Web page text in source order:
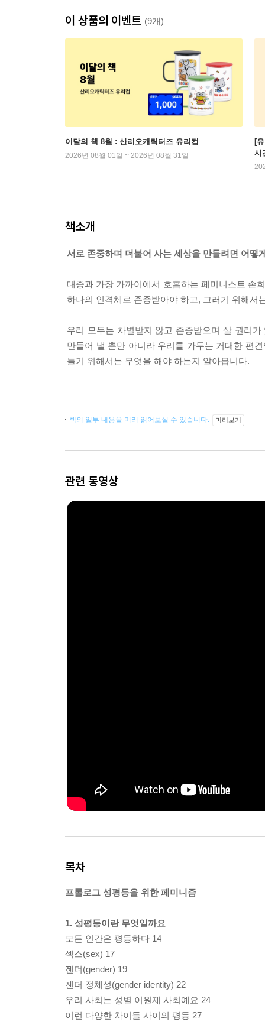
이 상품의 이벤트 (9개)
이달의 책 8월 : 산리오캐릭터즈 유리컵
2026년 08월 01일 ~ 2026년 08월 31일
[
시
책소개
서로 존중하며 더불어 사는 세상을 만들려면 어떻
대중과 가장 가까이에서 호흡하는 페미니스트 손
하나의 인격체로 존중받아야 하고, 그러기 위해서
우리 모두는 차별받지 않고 존중받으며 살 권리
만들어 낼 뿐만 아니라 우리를 가두는 거대한 편
들기 위해서는 무엇을 해야 하는지 알아봅니다.
책의 일부 내용을 미리 읽어보실 수 있습니다. 미리보기
관련 동영상
목차
프롤로그 성평등을 위한 페미니즘
1. 성평등이란 무엇일까요
모든 인간은 평등하다 14
섹스(sex) 17
젠더(gender) 19
젠더 정체성(gender identity) 22
우리 사회는 성별 이원제 사회예요 24
이런 다양한 차이들 사이의 평등 27